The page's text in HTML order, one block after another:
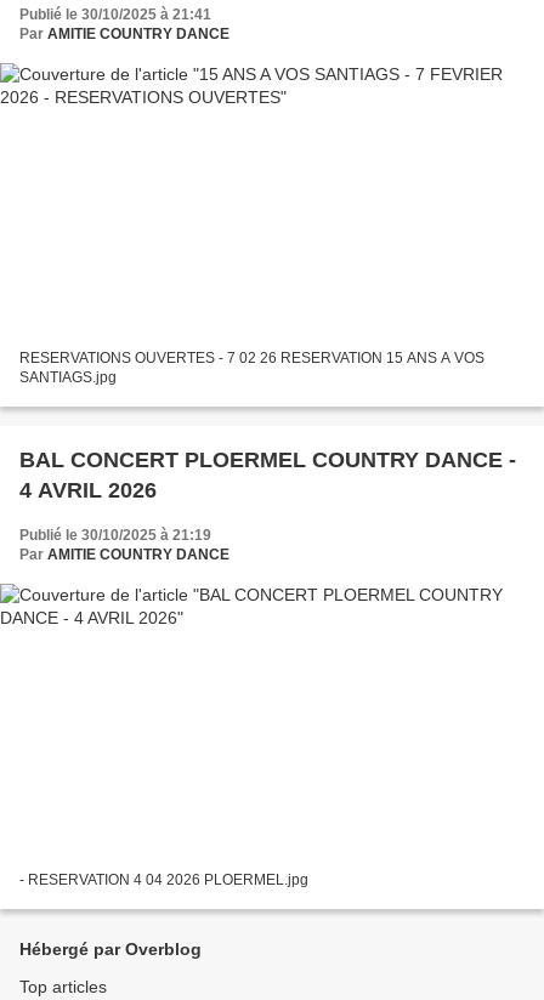
Publié le 30/10/2025 à 21:41
Par AMITIE COUNTRY DANCE
RESERVATIONS OUVERTES - 7 02 26 RESERVATION 15 ANS A VOS
SANTIAGS.jpg
BAL CONCERT PLOERMEL COUNTRY DANCE -
4 AVRIL 2026
Publié le 30/10/2025 à 21:19
Par AMITIE COUNTRY DANCE
- RESERVATION 4 04 2026 PLOERMEL.jpg
Hébergé par Overblog
Top articles